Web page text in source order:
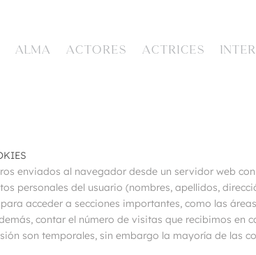
ALMA ACTORES ACTRICES
enviados al navegador desde un servidor web
personales del usuario (nombres, apellidos,
acceder a secciones importantes, como las
contar el número de visitas que recibimos
son temporales, sin embargo la mayoría de las